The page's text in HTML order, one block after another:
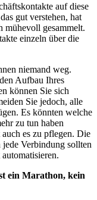
auf diese
gut verstehen, hat
mühevoll gesammelt.
einzeln über die
niemand weg.
Aufbau Ihres
können Sie sich
Sie jedoch, alle
Es könnten welche
zu tun haben
es zu pflegen. Die
Verbindung sollten
ein Marathon, kein